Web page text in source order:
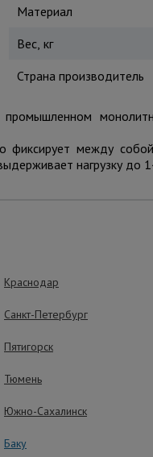
Материал
Вес, кг
Страна производитель
фиксирует между
нагрузку до
эффективная
Краснодар
Санкт-Петербург
Пятигорск
Тюмень
Южно-Сахалинск
Баку